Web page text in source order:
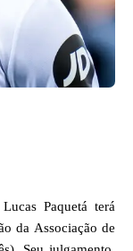
Paquetá terá
da Associação de